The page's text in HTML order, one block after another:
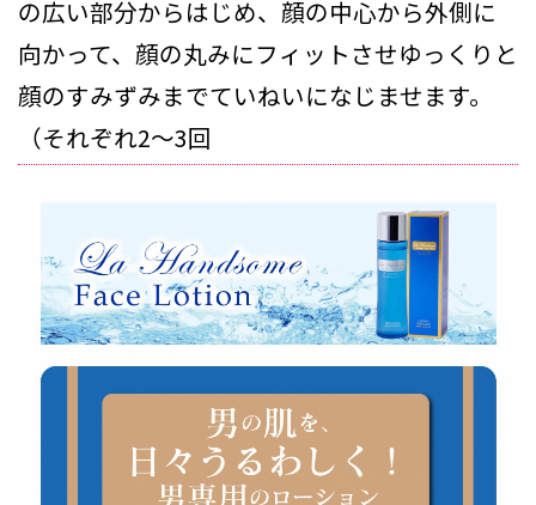
の広い部分からはじめ、顔の中心から外側に
向かって、顔の丸みにフィットさせゆっくりと
顔のすみずみまでていねいになじませます。
（それぞれ2～3回